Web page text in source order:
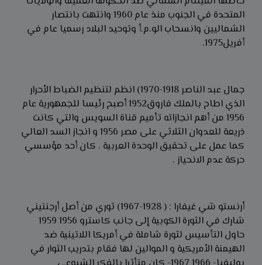
المتحدة في الجنوب منذ عام 1960 وانتهت بانتصار
الشماليين وانسحاب الو.م.أ وتوحيد البلاد رسميا عام في
أفريل1975.
جمال عبد الناصر 1918-1970) انظم لتنظيم الضباط الأحرار
الذي اطاح بالملك فاروق1952 أصبح رئيسا للجمهورية عام
1956 من أهم انجازاته تأميم قناة السويس والتي كانت
ذريعة للعدوان الثلاثي على مصر 1956 و انجاز السد العالي
كما عمل على تحقيق الوحدة العربية ، كان أحد مؤسسي
حركة عدم الانحياز .
أرنستو شي غيفارا : ( 1928-1967) ثوري من أصل أرجنتيني
شارك في الثورة الكوبية إلى جانب كاسترو 1956 1959
حاول التأسيس لثورة شاملة في أمريكا اللاتينية ضد
الهيمنة الأمريكية و الموالين لها فقام بتدريب الثوار في